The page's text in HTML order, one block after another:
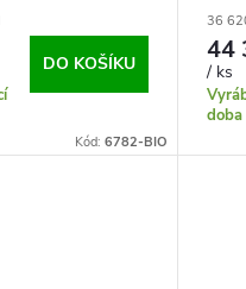
DO KOŠÍKU
Kód:6782-BIO
36
44
/ ks